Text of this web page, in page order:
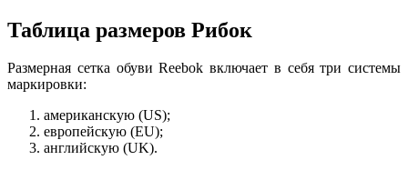
Таблица размеров Рибок
Размерная сетка обуви Reebok включает в себя три системы
маркировки:
американскую (US);
европейскую (EU);
английскую (UK).